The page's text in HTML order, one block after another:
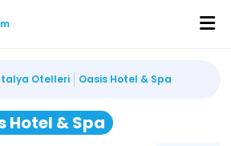
Otelleri Oasis Hotel & Spa
Hotel & Spa